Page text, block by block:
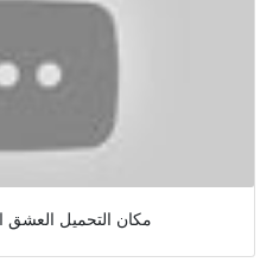
مكان التحميل العشق